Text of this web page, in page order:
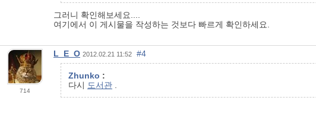
그러니 확인해보세요....
여기에서 이 게시물을 작성하는 것보다 빠르게 확인하세요.
714
L_E_O 2012.02.21 11:52 #4
Zhunko :
다시 도서관